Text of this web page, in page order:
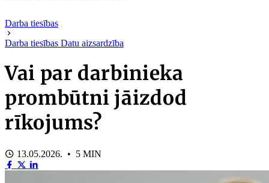
Darba tiesības
Darba tiesības Datu aizsardzība
Vai par darbinieka
prombūtni jāizdod
rīkojums?
13.05.2026. • 5 MIN